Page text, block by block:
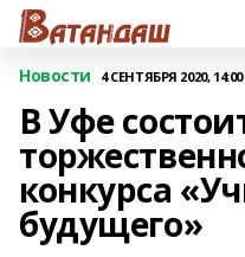
Новости 4 СЕНТЯБРЯ 2020, 14:00
В Уфе
конкурса
будущего»